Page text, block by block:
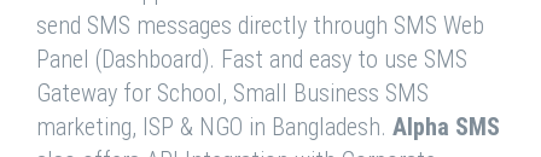
send SMS messages directly through SMS Web
Panel (Dashboard). Fast and easy to use SMS
Gateway for School, Small Business SMS
marketing, ISP & NGO in Bangladesh. Alpha SMS